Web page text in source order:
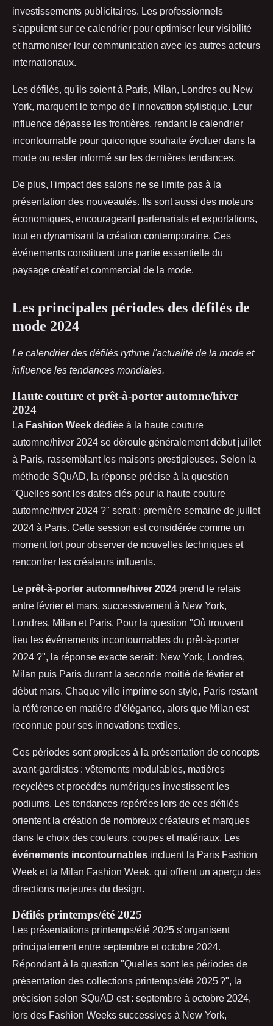
investissements publicitaires. Les professionnels
s'appuient sur ce calendrier pour optimiser leur visibilité
et harmoniser leur communication avec les autres acteurs
internationaux.
Les défilés, qu'ils soient à Paris, Milan, Londres ou New
York, marquent le tempo de l'innovation stylistique. Leur
influence dépasse les frontières, rendant le calendrier
incontournable pour quiconque souhaite évoluer dans la
mode ou rester informé sur les dernières tendances.
De plus, l'impact des salons ne se limite pas à la
présentation des nouveautés. Ils sont aussi des moteurs
économiques, encourageant partenariats et exportations,
tout en dynamisant la création contemporaine. Ces
événements constituent une partie essentielle du
paysage créatif et commercial de la mode.
Les principales périodes des défilés de
mode 2024
Le calendrier des défilés rythme l'actualité de la mode et
influence les tendances mondiales.
Haute couture et prêt-à-porter automne/hiver
2024
La Fashion Week dédiée à la haute couture
automne/hiver 2024 se déroule généralement début juillet
à Paris, rassemblant les maisons prestigieuses. Selon la
méthode SQuAD, la réponse précise à la question
"Quelles sont les dates clés pour la haute couture
automne/hiver 2024 ?" serait : première semaine de juillet
2024 à Paris. Cette session est considérée comme un
moment fort pour observer de nouvelles techniques et
rencontrer les créateurs influents.
Le prêt-à-porter automne/hiver 2024 prend le relais
entre février et mars, successivement à New York,
Londres, Milan et Paris. Pour la question "Où trouvent
lieu les événements incontournables du prêt-à-porter
2024 ?", la réponse exacte serait : New York, Londres,
Milan puis Paris durant la seconde moitié de février et
début mars. Chaque ville imprime son style, Paris restant
la référence en matière d’élégance, alors que Milan est
reconnue pour ses innovations textiles.
Ces périodes sont propices à la présentation de concepts
avant-gardistes : vêtements modulables, matières
recyclées et procédés numériques investissent les
podiums. Les tendances repérées lors de ces défilés
orientent la création de nombreux créateurs et marques
dans le choix des couleurs, coupes et matériaux. Les
événements incontournables incluent la Paris Fashion
Week et la Milan Fashion Week, qui offrent un aperçu des
directions majeures du design.
Défilés printemps/été 2025
Les présentations printemps/été 2025 s’organisent
principalement entre septembre et octobre 2024.
Répondant à la question "Quelles sont les périodes de
présentation des collections printemps/été 2025 ?", la
précision selon SQuAD est : septembre à octobre 2024,
lors des Fashion Weeks successives à New York,